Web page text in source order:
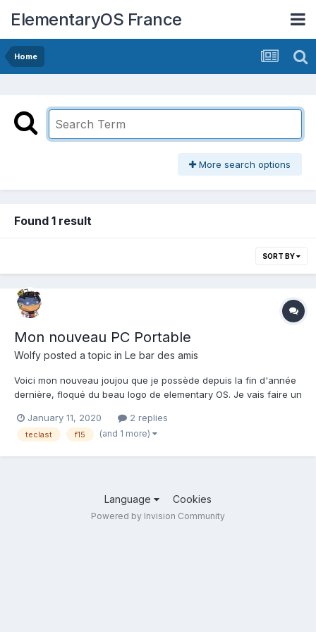
ElementaryOS France
Home
More search options
Found 1 result
SORT BY
Mon nouveau PC Portable
Wolfy posted a topic in Le bar des amis
Voici mon nouveau joujou que je possède depuis la fin d'année
dernière, floqué du beau logo de elementary OS. Je vais faire un
January 11, 2020
2 replies
teclast f15 (and 1 more)
Language Cookies
Powered by Invision Community